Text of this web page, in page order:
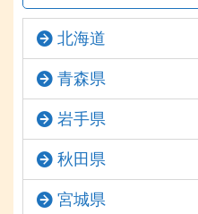
北海道
青森県
岩手県
秋田県
宮城県